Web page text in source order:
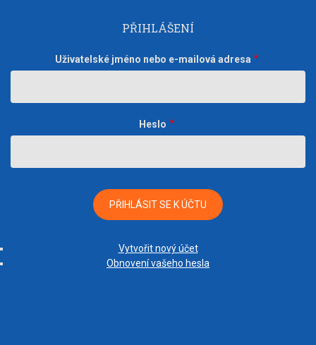
PŘIHLÁŠENÍ
Uživatelské jméno nebo e-mailová adresa
Heslo
Vytvořit nový účet
Obnovení vašeho hesla